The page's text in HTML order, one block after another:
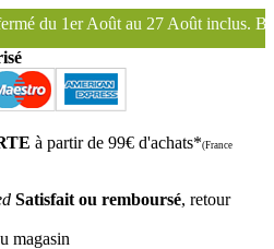
inclus. Bonnes vacances !
à partir de 99€ d'achats*(France
Satisfait ou remboursé, retour
magasin